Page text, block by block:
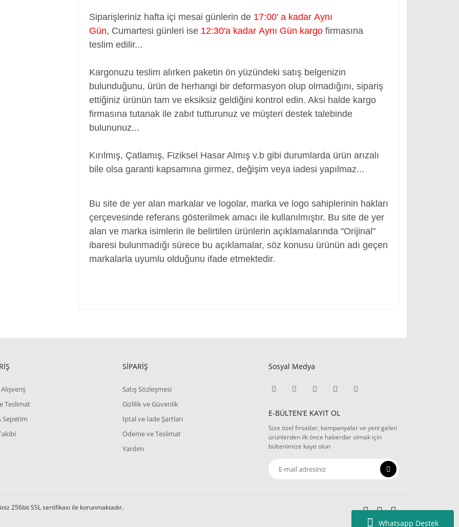
Whatsapp Destek
Siparişleriniz hafta içi mesai günlerin de 17:00' a kadar Aynı
Gün, Cumartesi günleri ise 12:30'a kadar Aynı Gün kargofirmasına
teslim edilir...
Kargonuzu teslim alırken paketin ön yüzündeki satış belgenizin
bulunduğunu, ürün de herhangi bir deformasyon olup olmadığını, sipariş
ettiğiniz ürünün tam ve eksiksiz geldiğini kontrol edin. Aksi halde kargo
firmasına tutanak ile zabıt tutturunuz ve müşteri destek talebinde
bulununuz...
Kırılmış, Çatlamış, Fiziksel Hasar Almış v.b gibi durumlarda ürün arızalı
bile olsa garanti kapsamına girmez, değişim veya iadesi yapılmaz...
Bu site de yer alan markalar ve logolar, marka ve logo sahiplerinin hakları
çerçevesinde referans gösterilmek amacı ile kullanılmıştır. Bu site de yer
alan ve marka isimlerin ile belirtilen ürünlerin açıklamalarında "Orijinal"
ibaresi bulunmadığı sürece bu açıklamalar, söz konusu ürünün adı geçen
markalarla uyumlu olduğunu ifade etmektedir.
Teslimat
Sepetim
SİPARİŞ
Satış Sözleşmesi
Gizlilik ve Güvenlik
İptal ve İade Şartları
Ödeme ve Teslimat
Yardım
Sosyal Medya
E-BÜLTEN’E KAYIT OL
Size özel fırsatlar, kampanyalar ve yeni gelen
ürünlerden ilk önce haberdar olmak için
bültenimize kayıt olun
256bit SSL sertifikası ile korunmaktadır.